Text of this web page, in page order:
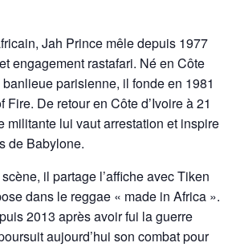
Jah Prince mêle depuis 1977
engagement rastafari. Né en Côte
banlieue parisienne, il fonde en 1981
Fire. De retour en Côte d’Ivoire à 21
militante lui vaut arrestation et inspire
de Babylone.
il partage l’affiche avec Tiken
dans le reggae « made in Africa ».
2013 après avoir fui la guerre
aujourd’hui son combat pour